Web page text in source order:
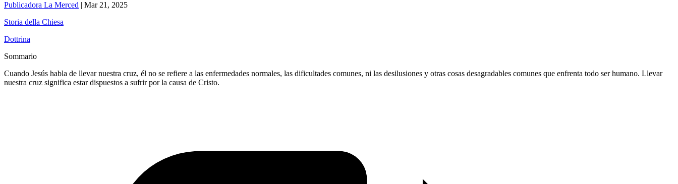
Publicadora La Merced | Mar 21, 2025
Storia della Chiesa
Dottrina
Sommario
Cuando Jesús habla de llevar nuestra cruz, él no se refiere a las enfermedades normales, las dificultades comunes, ni las desilusiones y otras cosas desagradables comunes que enfrenta todo ser humano. Llevar
nuestra cruz significa estar dispuestos a sufrir por la causa de Cristo.